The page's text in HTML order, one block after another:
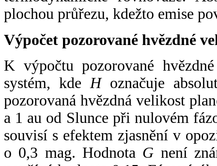
plochou průřezu, kdežto emise
Výpočet pozorované hvězdné
K výpočtu pozorované
systém, kde Hoznačuje
pozorovaná hvězdná velikost
a 1 au od Slunce při nulovém
souvisí s efektem zjasnění v
o 0,3 mag. Hodnota G není